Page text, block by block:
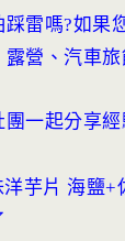
雷嗎?如果
營、汽車旅
一起分享